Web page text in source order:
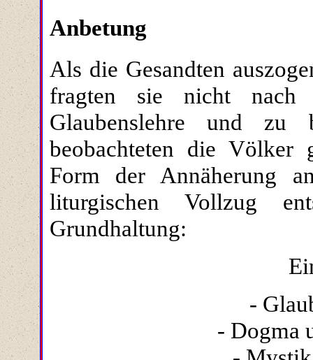
Anbetung
Als die Gesandten
fragten sie nicht nach
Glaubenslehre und zu
beobachteten die Völker
Form der Annäherung
liturgischen Vollzug
Grundhaltung:
-
- Dogma